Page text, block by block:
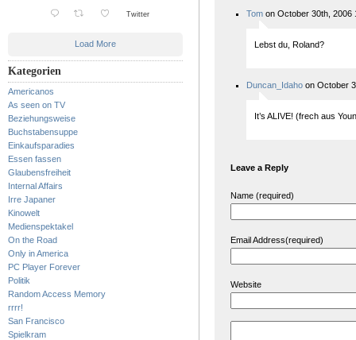
Twitter
Load More
Kategorien
Americanos
As seen on TV
Beziehungsweise
Buchstabensuppe
Einkaufsparadies
Essen fassen
Glaubensfreiheit
Internal Affairs
Irre Japaner
Kinowelt
Medienspektakel
On the Road
Only in America
PC Player Forever
Politik
Random Access Memory
rrrr!
San Francisco
Spielkram
Tom on October 30th, 2006
Lebst du, Roland?
Duncan_Idaho on October
It’s ALIVE! (frech aus
Leave a Reply
Name (required)
Email Address(required)
Website